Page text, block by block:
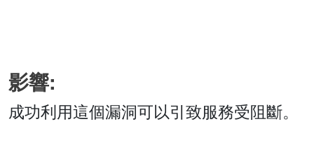
影響:
成功利用這個漏洞可以引致服務受阻斷。